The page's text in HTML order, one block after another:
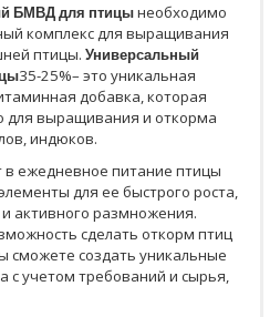
БМВД для птицынеобходимо
комплекс для выращивания
птицы. Универсальный
35-25%– это уникальная
добавка, которая
для выращивания и откорма
индюков.
в ежедневное питание птицы
для ее быстрого роста,
активного размножения.
сделать откорм птиц
создать уникальные
с учетом требований и сырья,